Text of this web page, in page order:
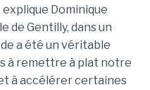
Dominique
de Gentilly, dans un
a été un véritable
à remettre à plat notre
à accélérer certaines